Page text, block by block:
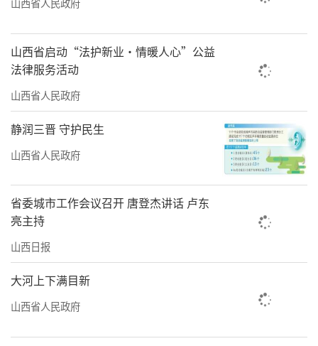
除了各类海鲜外，万吉海鲜批发市场还有
蔬菜、肉食、禽蛋、粮油、调味、副食等产
品。在这里购买年货，七八成的必需品可以买
齐。
除了各大商场、市场，快递点也是另一大
年货集散地。腊月以来，年货类的快递有了大
幅增长，现已迎来春节前的最后一个业务高
峰。
在迎泽区的各个快递点，一辆又一辆快递
小车满载而发，小车里既有太原市民从网上购
买的特产类年货，也有全国各地亲友寄到太原
的美食和用品，包裹里满含亲友之间的思念与
牵挂。一箱箱年货从快递小哥们的手中送达千
山西省启动“法护新业·情暖人心”公益
法律服务活动
山西省人民政府
静润三晋 守护民生
山西省人民政府
省委城市工作会议召开 唐登杰讲话 卢东
亮主持
山西日报
大河上下满目新
山西省人民政府